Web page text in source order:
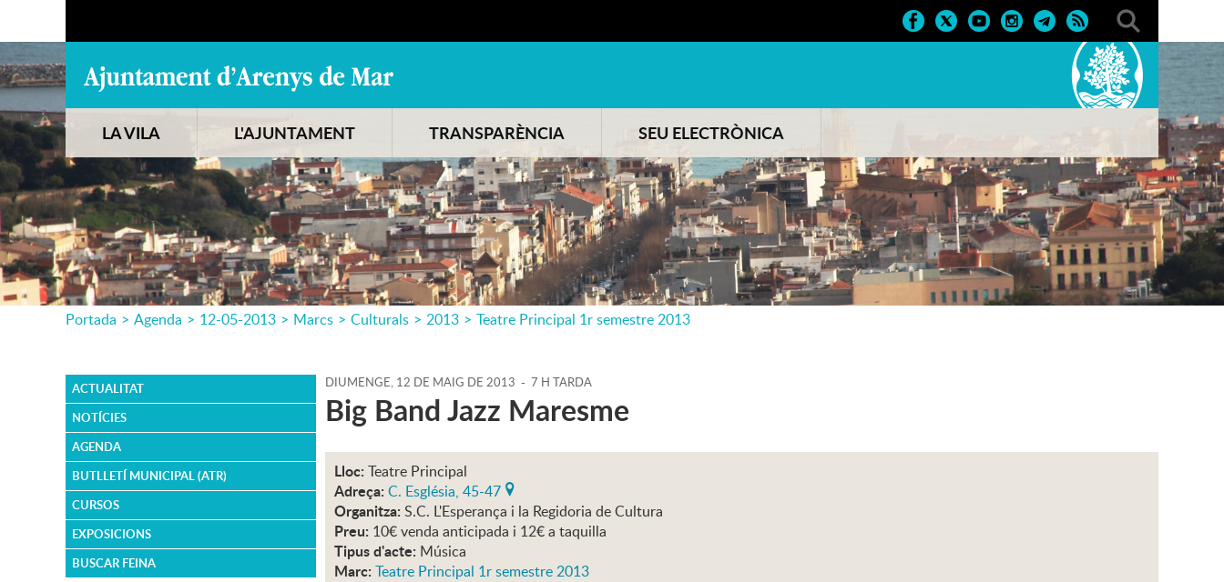
LA VILA L'AJUNTAMENT TRANSPARÈNCIA SEU ELECTRÒNICA
Portada > Agenda > 12-05-2013 > Marcs > Culturals > 2013 > Teatre Principal 1r semestre 2013
ACTUALITAT
NOTÍCIES
AGENDA
BUTLLETÍ MUNICIPAL (ATR)
CURSOS
EXPOSICIONS
BUSCAR FEINA
DIUMENGE, 12 DE MAIG DE 2013 - 7 H TARDA
Big Band Jazz Maresme
Lloc: Teatre Principal
Adreça: C. Església, 45-47
Organitza: S.C. L'Esperança i la Regidoria de Cultura
Preu: 10€ venda anticipada i 12€ a taquilla
Tipus d'acte: Música
Marc: Teatre Principal 1r semestre 2013